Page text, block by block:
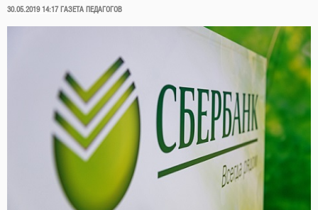
ОПУБЛИКОВАНО
30.05.2019 14:17 ГАЗЕТА ПЕДАГОГОВ